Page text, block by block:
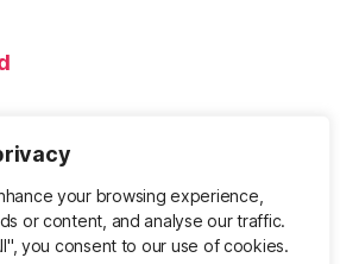
your browsing experience,
or content, and analyse our traffic.
you consent to our use of cookies.
– Der Blog
und ums
Nach oben